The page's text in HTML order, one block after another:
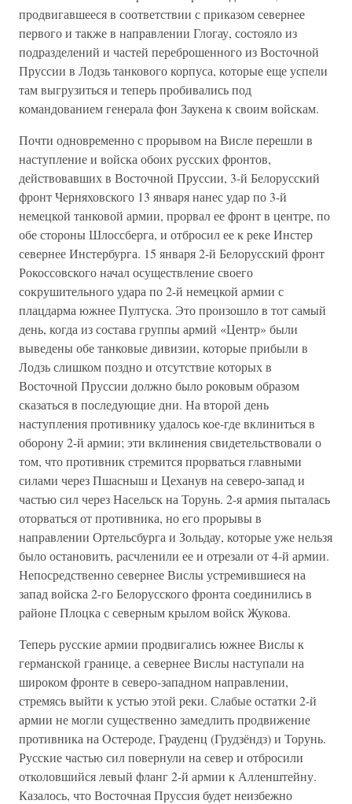
продвигавшееся в соответствии с приказом севернее
первого и также в направлении Глогау, состояло из
подразделений и частей переброшенного из Восточной
Пруссии в Лодзь танкового корпуса, которые еще успели
там выгрузиться и теперь пробивались под
командованием генерала фон Заукена к своим войскам.
Почти одновременно с прорывом на Висле перешли в
наступление и войска обоих русских фронтов,
действовавших в Восточной Пруссии, 3-й Белорусский
фронт Черняховского 13 января нанес удар по 3-й
немецкой танковой армии, прорвал ее фронт в центре, по
обе стороны Шлоссберга, и отбросил ее к реке Инстер
севернее Инстербурга. 15 января 2-й Белорусский фронт
Рокоссовского начал осуществление своего
сокрушительного удара по 2-й немецкой армии с
плацдарма южнее Пултуска. Это произошло в тот самый
день, когда из состава группы армий «Центр» были
выведены обе танковые дивизии, которые прибыли в
Лодзь слишком поздно и отсутствие которых в
Восточной Пруссии должно было роковым образом
сказаться в последующие дни. На второй день
наступления противнику удалось кое-где вклиниться в
оборону 2-й армии; эти вклинения свидетельствовали о
том, что противник стремится прорваться главными
силами через Пшасныш и Цеханув на северо-запад и
частью сил через Насельск на Торунь. 2-я армия пыталась
оторваться от противника, но его прорывы в
направлении Ортельсбурга и Зольдау, которые уже нельзя
было остановить, расчленили ее и отрезали от 4-й армии.
Непосредственно севернее Вислы устремившиеся на
запад войска 2-го Белорусского фронта соединились в
районе Плоцка с северным крылом войск Жукова.
Теперь русские армии продвигались южнее Вислы к
германской границе, а севернее Вислы наступали на
широком фронте в северо-западном направлении,
стремясь выйти к устью этой реки. Слабые остатки 2-й
армии не могли существенно замедлить продвижение
противника на Остероде, Грауденц (Грудзёндз) и Торунь.
Русские частью сил повернули на север и отбросили
отколовшийся левый фланг 2-й армии к Алленштейну.
Казалось, что Восточная Пруссия будет неизбежно